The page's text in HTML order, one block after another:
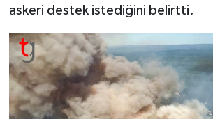
askeri destek istediğini belirtti.